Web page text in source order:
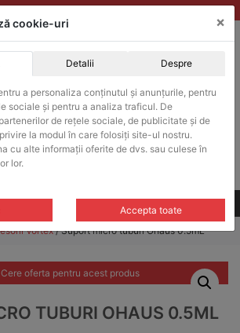
fi achizitionate si in sistemul SEAP / SICAP
CAUTARE
Vortex/ Suport micro tuburi Ohaus 0.5mL
Cere oferta pentru acest produs
TUBURI OHAUS 0.5ML
cookie-uri ×
Detalii Despre
a personaliza conținutul și anunțurile, pentru
sociale și pentru a analiza traficul. De
de rețele sociale, de publicitate și de
la modul în care folosiți site-ul nostru.
cu alte informații oferite de dvs. sau culese în
lor.
Accepta toate